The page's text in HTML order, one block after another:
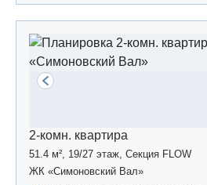
2-комн. квартира
51.4 м², 19/27 этаж, Секция FLOW
ЖК «Симоновский Вал»